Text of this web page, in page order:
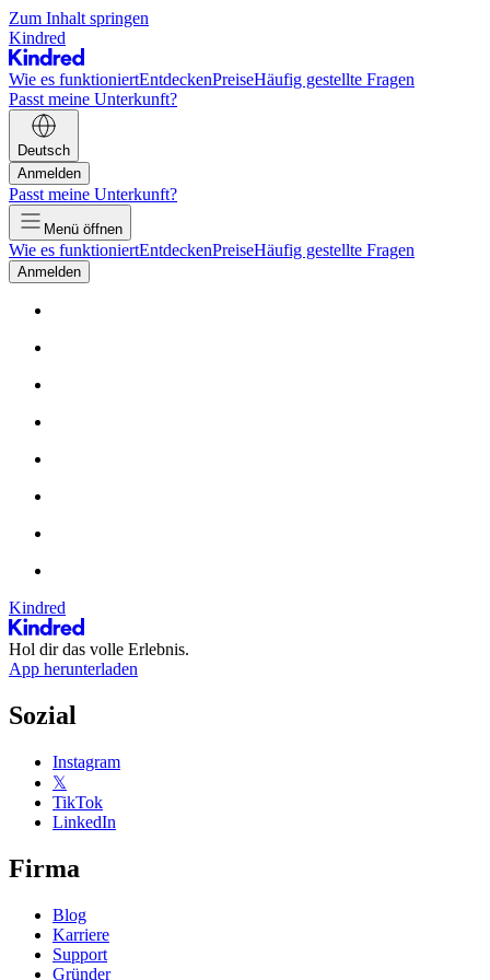
Zum Inhalt springen
Kindred
Wie es funktioniertEntdeckenPreiseHäufig gestellte Fragen
Passt meine Unterkunft?
Deutsch
Anmelden
Passt meine Unterkunft?
Menü öffnen
Wie es funktioniertEntdeckenPreiseHäufig gestellte Fragen
Anmelden
Kindred
Hol dir das volle Erlebnis.
App herunterladen
Sozial
Instagram
𝕏
TikTok
LinkedIn
Firma
Blog
Karriere
Support
Gründer